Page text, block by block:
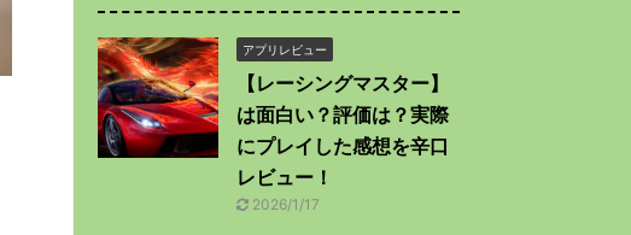
アプリレビュー
【レーシングマスター】
は面白い？評価は？実際
にプレイした感想を辛口
レビュー！
2026/1/17